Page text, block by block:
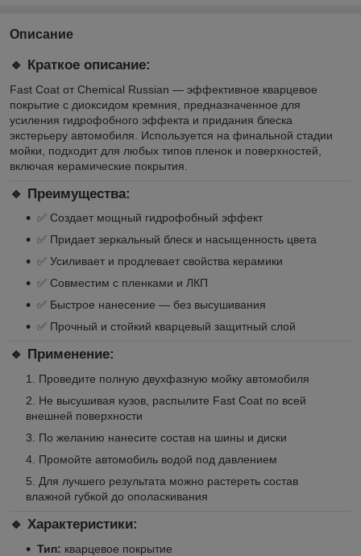
Описание
🔹 Краткое описание:
Fast Coat от Chemical Russian — эффективное кварцевое
покрытие с диоксидом кремния, предназначенное для
усиления гидрофобного эффекта и придания блеска
экстерьеру автомобиля. Используется на финальной стадии
мойки, подходит для любых типов пленок и поверхностей,
включая керамические покрытия.
🔹 Преимущества:
✅ Создает мощный гидрофобный эффект
✅ Придает зеркальный блеск и насыщенность цвета
✅ Усиливает и продлевает свойства керамики
✅ Совместим с пленками и ЛКП
✅ Быстрое нанесение — без высушивания
✅ Прочный и стойкий кварцевый защитный слой
🔹 Применение:
Проведите полную двухфазную мойку автомобиля
Не высушивая кузов, распылите Fast Coat по всей
внешней поверхности
По желанию нанесите состав на шины и диски
Промойте автомобиль водой под давлением
Для лучшего результата можно растереть состав
влажной губкой до ополаскивания
🔹 Характеристики:
Тип: кварцевое покрытие